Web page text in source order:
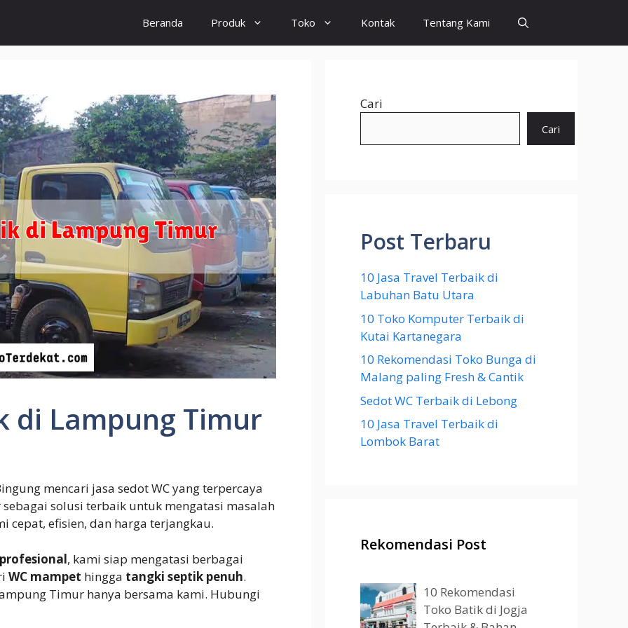
Beranda Produk Toko Kontak Tentang Kami
di Lampung Timur
mencari jasa sedot WC yang terpercaya
solusi terbaik untuk mengatasi masalah
cepat, efisien, dan harga terjangkau.
, kami siap mengatasi berbagai
WC mampet hingga tangki septik penuh.
Timur hanya bersama kami. Hubungi
Cari
Cari
Post Terbaru
10 Jasa Travel Terbaik di
Labuhan Batu Utara
10 Toko Komputer Terbaik di
Kutai Kartanegara
10 Rekomendasi Toko Bunga di
Malang paling Fresh & Cantik
Sedot WC Terbaik di Lebong
10 Jasa Travel Terbaik di
Lombok Barat
Rekomendasi Post
10 Rekomendasi
Toko Batik di Jogja